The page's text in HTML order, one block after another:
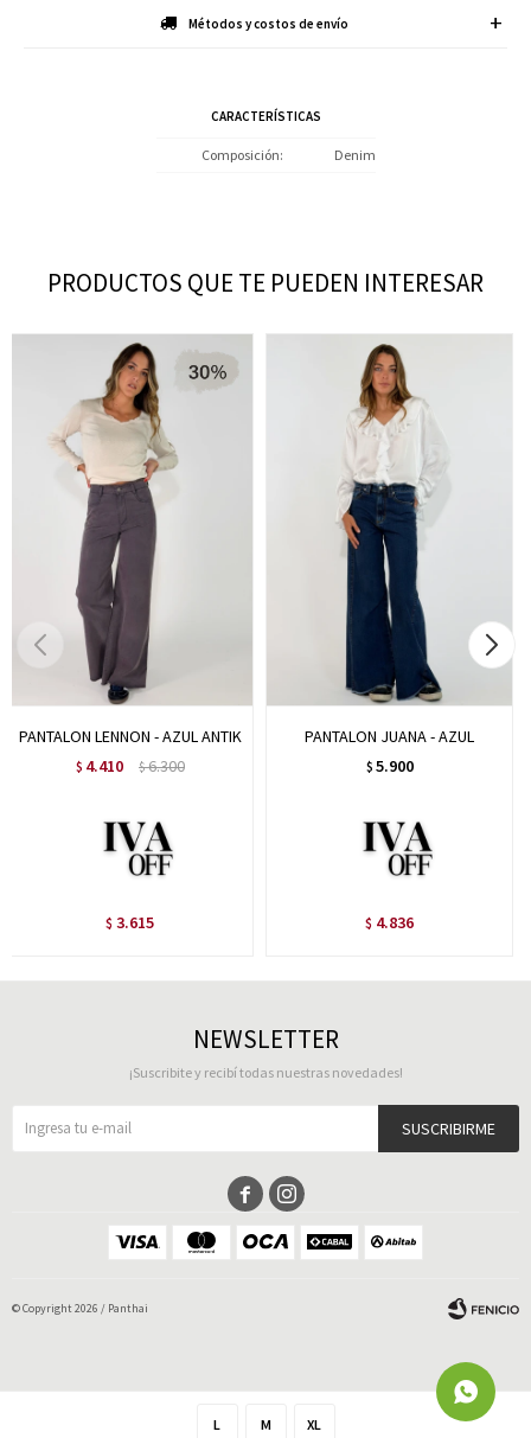
L M XL
Métodos y costos de envío
CARACTERÍSTICAS
Composición Denim
PRODUCTOS QUE TE PUEDEN INTERESAR
PANTALON LENNON - AZUL ANTIK
$ 4.410 $6.300
$ 3.615
PANTALON JUANA - AZUL
$ 5.900
$ 4.836
NEWSLETTER
¡Suscribite y recibí todas nuestras novedades!
SUSCRIBIRME
 
© Copyright 2026 / Panthai